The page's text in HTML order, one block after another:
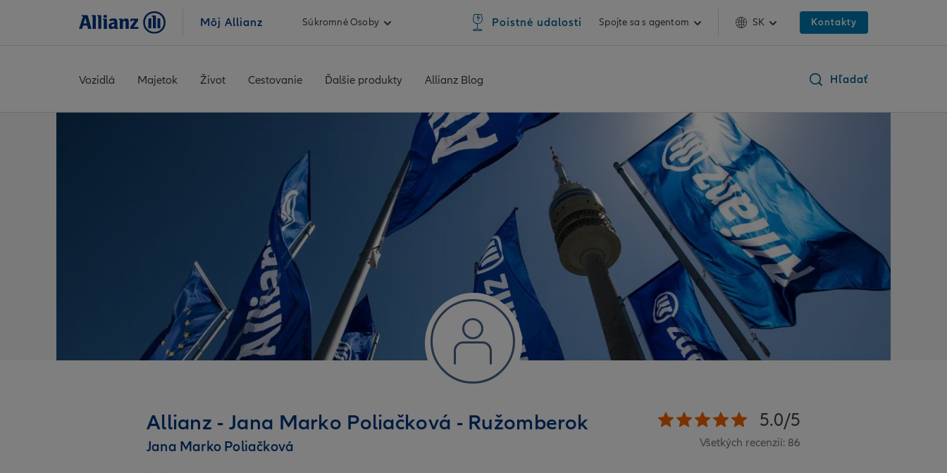
Môj Allianz Súkromné Osoby Poistné udalosti Spojte sa s agentom SK Kontakty
Vozidlá Majetok Život Cestovanie Ďalšie produkty Allianz Blog Hľadať
Allianz - Jana Marko Poliačková - Ružomberok
Jana Marko Poliačková
5.0/5
Všetkých recenzií: 86